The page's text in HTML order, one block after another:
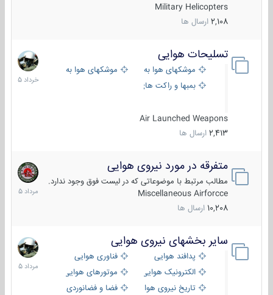
Military Helicopters
2,108 ارسال ها
تسلیحات هوایی
موشکهای هوا به هوا
موشکهای هوا به سطح
بمبها و راکت های هوایی
Air Launched Weapons
2,413 ارسال ها
30
خرداد
1405
متفرقه در مورد نیروی هوایی
مطالب مرتبط با موضوعاتی که در لیست فوق وجود ندارد.
Miscellaneous Airforcce
10,208 ارسال ها
7
مرداد
1405
سایر بخشهای نیروی هوایی
پدافند هوایی
فناوری هوایی
الکترونیک هوایی
موتورهای هوایی
تاریخ نیروی هوایی
فضا و فضانوردی
2
مرداد
1405